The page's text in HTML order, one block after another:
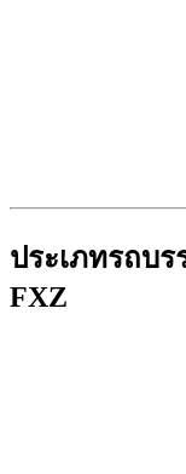
ประเภทรถบ
FXZ